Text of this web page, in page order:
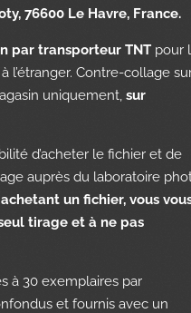
76600 Le Havre, France.
par transporteur TNT pour
à l’étranger. Contre-collage
uniquement, sur
d’acheter le fichier et de
auprès du laboratoire
un fichier, vous
tirage et à ne pas
à 30 exemplaires par
et fournis avec un